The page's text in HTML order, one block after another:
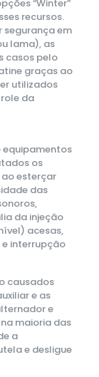
“Winter”
recursos.
segurança em
lama), as
casos pelo
graças ao
utilizados
da
equipamentos
os
esterçar
das
da injeção
acesas,
interrupção
causados
e as
e
maioria das
a
e desligue